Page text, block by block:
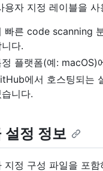
용자 지정 레이블을
빠른 code scanning
다.
정 플랫폼(예:
에서 호스팅되는
습니다.
설정 정보
지정 구성 파일을 포